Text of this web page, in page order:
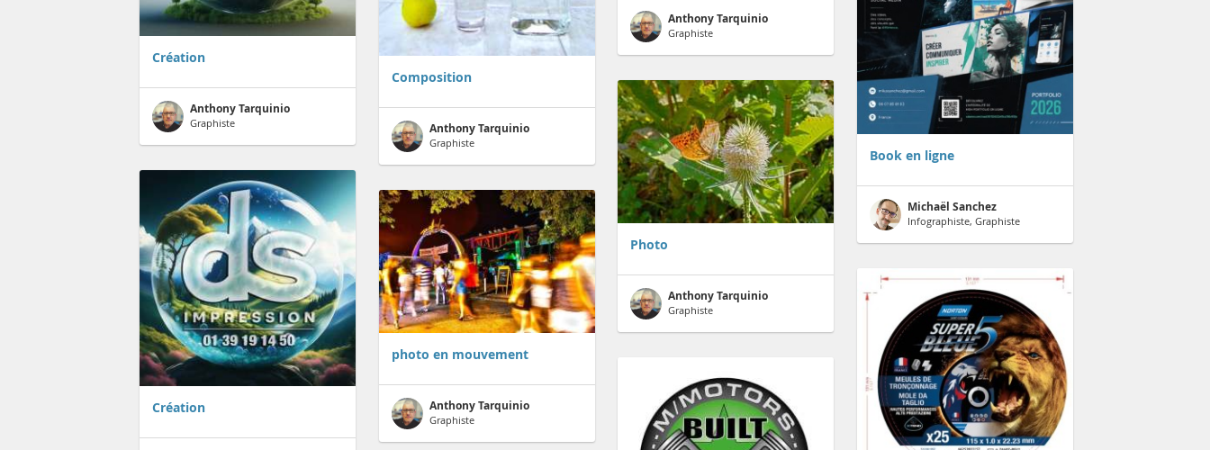
Création
Anthony Tarquinio
Graphiste
Création
Composition
Anthony Tarquinio
Graphiste
photo en mouvement
Anthony Tarquinio
Graphiste
Anthony Tarquinio
Graphiste
Photo
Anthony Tarquinio
Graphiste
Book en ligne
Michaël Sanchez
Infographiste, Graphiste